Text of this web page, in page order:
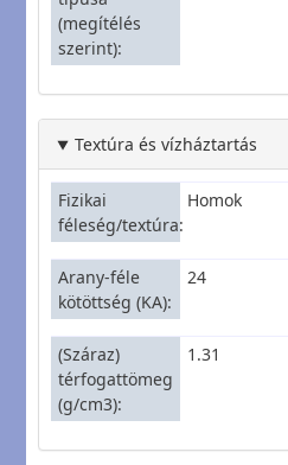
(megítélés
szerint)
Textúra és vízháztartás
Fizikai
féleség/textúra
Homok
Arany-féle
kötöttség (KA)
24
(Száraz)
térfogattömeg
(g/cm3)
1.31